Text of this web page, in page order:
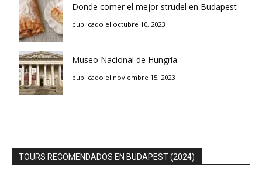
Donde comer el mejor strudel en Budapest
publicado el octubre 10, 2023
Museo Nacional de Hungría
publicado el noviembre 15, 2023
TOURS RECOMENDADOS EN BUDAPEST (2024)